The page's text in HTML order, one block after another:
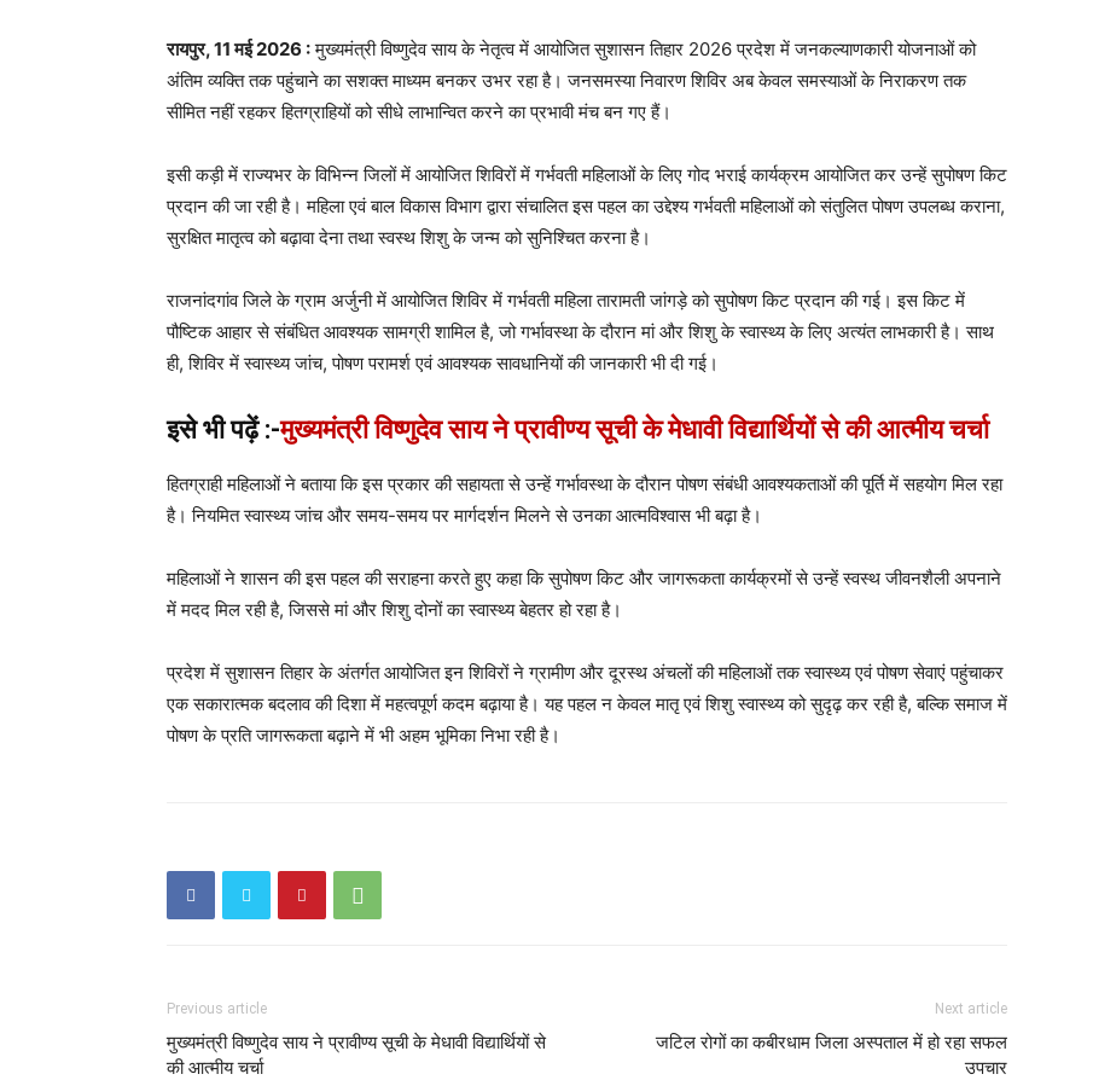
रायपुर, 11 मई 2026 :मुख्यमंत्री विष्णुदेव साय के नेतृत्व में आयोजित सुशासन तिहार 2026 प्रदेश में जनकल्याणकारी योजनाओं को
अंतिम व्यक्ति तक पहुंचाने का सशक्त माध्यम बनकर उभर रहा है। जनसमस्या निवारण शिविर अब केवल समस्याओं के निराकरण तक
सीमित नहीं रहकर हितग्राहियों को सीधे लाभान्वित करने का प्रभावी मंच बन गए हैं।
इसी कड़ी में राज्यभर के विभिन्न जिलों में आयोजित शिविरों में गर्भवती महिलाओं के लिए गोद भराई कार्यक्रम आयोजित कर उन्हें सुपोषण किट
प्रदान की जा रही है। महिला एवं बाल विकास विभाग द्वारा संचालित इस पहल का उद्देश्य गर्भवती महिलाओं को संतुलित पोषण उपलब्ध कराना,
सुरक्षित मातृत्व को बढ़ावा देना तथा स्वस्थ शिशु के जन्म को सुनिश्चित करना है।
राजनांदगांव जिले के ग्राम अर्जुनी में आयोजित शिविर में गर्भवती महिला तारामती जांगड़े को सुपोषण किट प्रदान की गई। इस किट में
पौष्टिक आहार से संबंधित आवश्यक सामग्री शामिल है, जो गर्भावस्था के दौरान मां और शिशु के स्वास्थ्य के लिए अत्यंत लाभकारी है। साथ
ही, शिविर में स्वास्थ्य जांच, पोषण परामर्श एवं आवश्यक सावधानियों की जानकारी भी दी गई।
इसे भी पढ़ें :-मुख्यमंत्री विष्णुदेव साय ने प्रावीण्य सूची के मेधावी विद्यार्थियों से की आत्मीय चर्चा
हितग्राही महिलाओं ने बताया कि इस प्रकार की सहायता से उन्हें गर्भावस्था के दौरान पोषण संबंधी आवश्यकताओं की पूर्ति में सहयोग मिल रहा
है। नियमित स्वास्थ्य जांच और समय-समय पर मार्गदर्शन मिलने से उनका आत्मविश्वास भी बढ़ा है।
महिलाओं ने शासन की इस पहल की सराहना करते हुए कहा कि सुपोषण किट और जागरूकता कार्यक्रमों से उन्हें स्वस्थ जीवनशैली अपनाने
में मदद मिल रही है, जिससे मां और शिशु दोनों का स्वास्थ्य बेहतर हो रहा है।
प्रदेश में सुशासन तिहार के अंतर्गत आयोजित इन शिविरों ने ग्रामीण और दूरस्थ अंचलों की महिलाओं तक स्वास्थ्य एवं पोषण सेवाएं पहुंचाकर
एक सकारात्मक बदलाव की दिशा में महत्वपूर्ण कदम बढ़ाया है। यह पहल न केवल मातृ एवं शिशु स्वास्थ्य को सुदृढ़ कर रही है, बल्कि समाज में
पोषण के प्रति जागरूकता बढ़ाने में भी अहम भूमिका निभा रही है।
Previous article
मुख्यमंत्री विष्णुदेव साय ने प्रावीण्य सूची के मेधावी विद्यार्थियों से
की आत्मीय चर्चा
Next article
जटिल रोगों का कबीरधाम जिला अस्पताल में हो रहा सफल
उपचार